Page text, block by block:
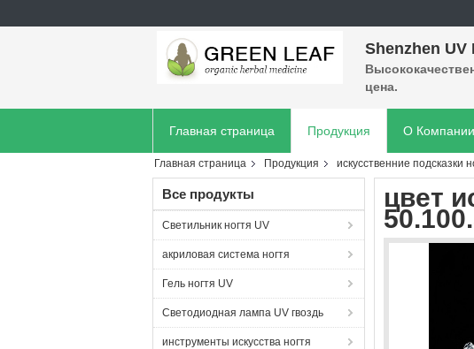
Shenzhen UV
цена.
Главная страница Продукция О Компании
Главная страница Продукция искусственние подсказки
Все продукты
Светильник ногтя UV
акриловая система ногтя
Гель ногтя UV
Светодиодная лампа UV гвоздь
инструменты искусства ногтя
цвет